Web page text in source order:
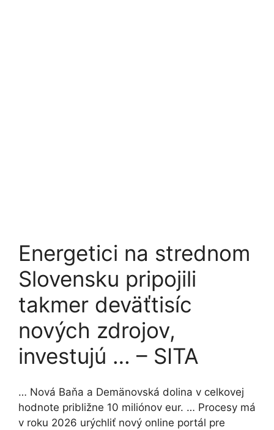
Energetici na strednom
Slovensku pripojili
takmer deväťtisíc
nových zdrojov,
investujú … – SITA
… Nová Baňa a Demänovská dolina v celkovej
hodnote približne 10 miliónov eur. … Procesy má
v roku 2026 urýchliť nový online portál pre